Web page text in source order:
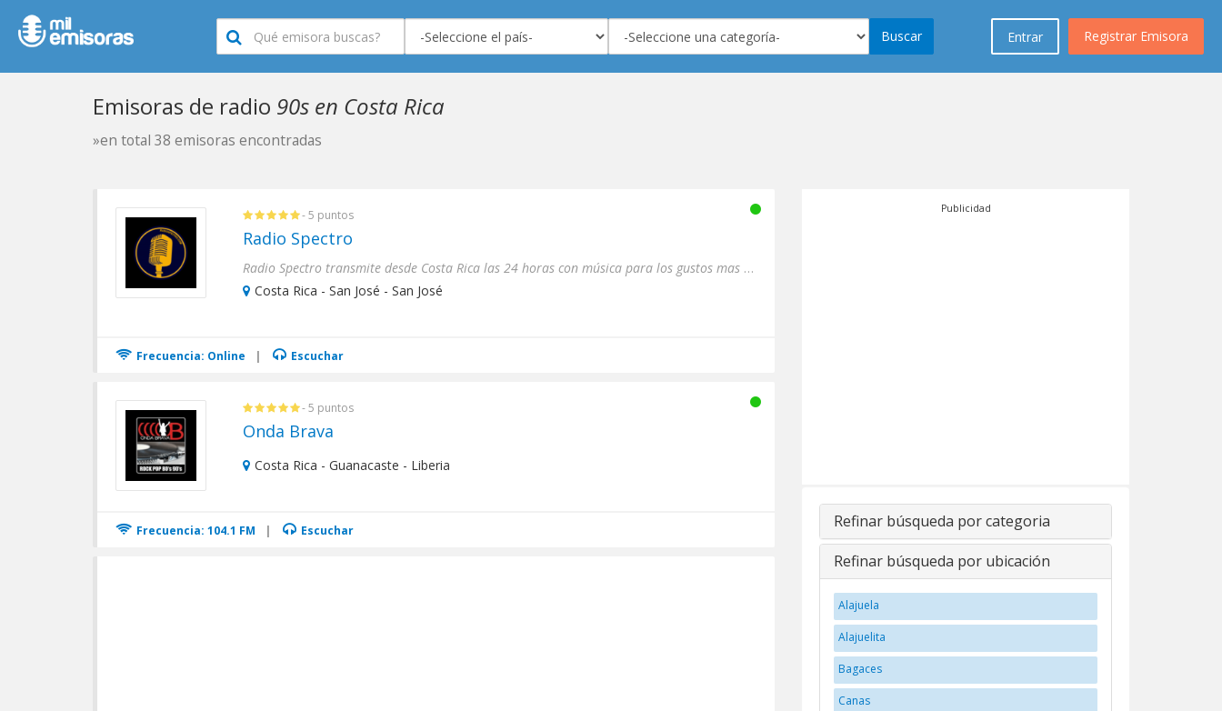
Registrar Emisora
Entrar
Buscar
Emisoras de radio 90s en Costa Rica
»en total 38 emisoras encontradas
- 5 puntos
Radio Spectro
Radio Spectro transmite desde Costa Rica las 24 horas con música para los gustos mas exigentes trova, clásicos en i...
Costa Rica - San José - San José
Frecuencia: Online | Escuchar
- 5 puntos
Onda Brava
Costa Rica - Guanacaste - Liberia
Frecuencia: 104.1 FM | Escuchar
Publicidad
Refinar búsqueda por categoria
Refinar búsqueda por ubicación
Alajuela
Alajuelita
Bagaces
Canas